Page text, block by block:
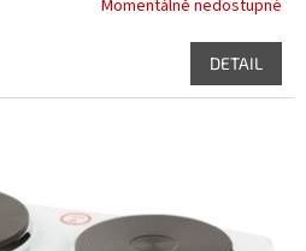
Momentálně nedostupné
DETAIL